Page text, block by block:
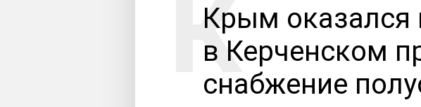
Крым оказался
в Керченском
снабжение